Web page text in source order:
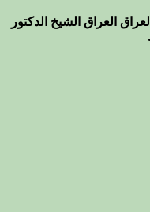
العراق الشيخ الدكتور